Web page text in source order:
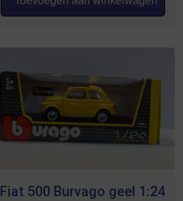
Fiat 500 Burvago geel 1:24